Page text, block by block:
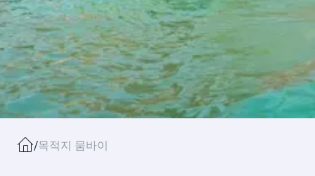
/목적지 뭄바이